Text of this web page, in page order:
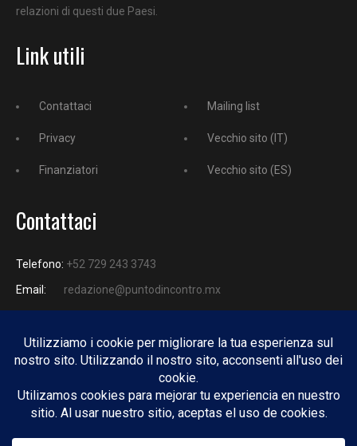
relazioni di questi due Paesi.
Link utili
Contattaci
Privacy
Finanziatori
Mailing list
Vecchio sito (IT)
Vecchio sito (ES)
Contattaci
Telefono: +52 729 243 3743
Email:
redazione@puntodincontro.mx
PUNTODINCONTRO